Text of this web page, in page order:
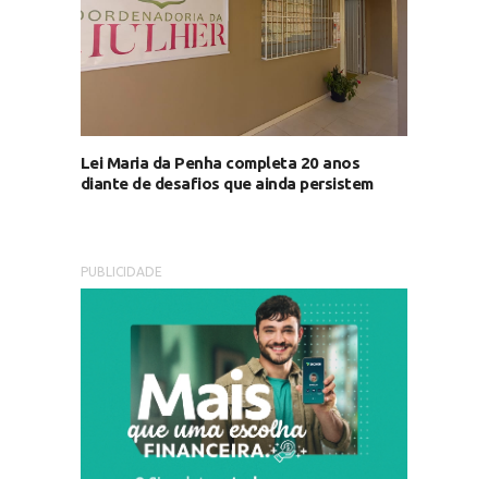
Lei Maria da Penha completa 20 anos
diante de desafios que ainda persistem
PUBLICIDADE